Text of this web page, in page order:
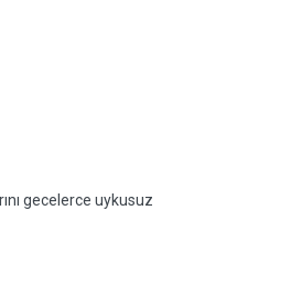
gecelerce uykusuz